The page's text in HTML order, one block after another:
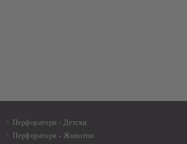
Перфоратори - Детски
Перфоратори - Животни